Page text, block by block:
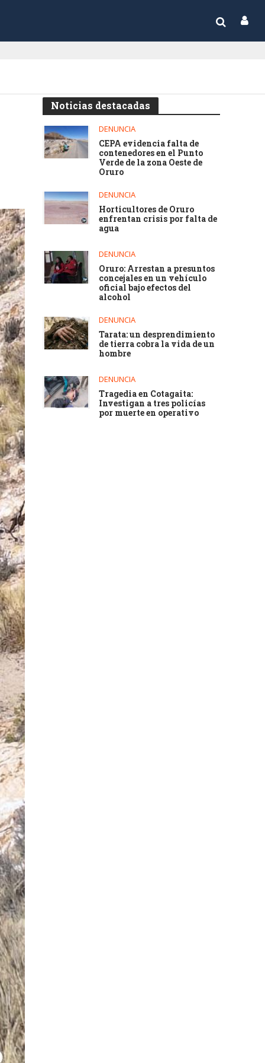
Noticias destacadas
DENUNCIA
CEPA evidencia falta de
contenedores en el Punto
Verde de la zona Oeste de
Oruro
DENUNCIA
Horticultores de Oruro
enfrentan crisis por falta de
agua
DENUNCIA
Oruro: Arrestan a presuntos
concejales en un vehículo
oficial bajo efectos del
alcohol
DENUNCIA
Tarata: un desprendimiento
de tierra cobra la vida de un
hombre
DENUNCIA
Tragedia en Cotagaita:
Investigan a tres policías
por muerte en operativo